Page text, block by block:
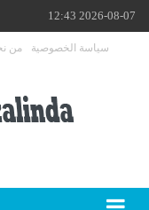
2026-08-07 12:43
سياسة الخصوصية من